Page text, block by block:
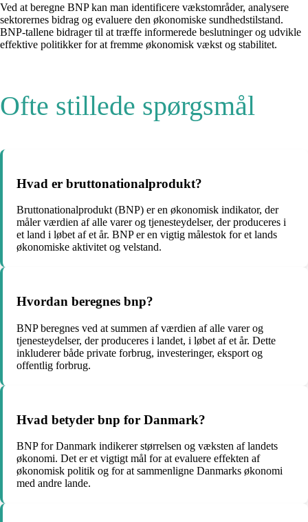
Ved at beregne BNP kan man identificere vækstområder, analysere
sektorernes bidrag og evaluere den økonomiske sundhedstilstand.
BNP-tallene bidrager til at træffe informerede beslutninger og udvikle
effektive politikker for at fremme økonomisk vækst og stabilitet.
Ofte stillede spørgsmål
Hvad er bruttonationalprodukt?
Bruttonationalprodukt (BNP) er en økonomisk indikator, der
måler værdien af alle varer og tjenesteydelser, der produceres i
et land i løbet af et år. BNP er en vigtig målestok for et lands
økonomiske aktivitet og velstand.
Hvordan beregnes bnp?
BNP beregnes ved at summen af værdien af alle varer og
tjenesteydelser, der produceres i landet, i løbet af et år. Dette
inkluderer både private forbrug, investeringer, eksport og
offentlig forbrug.
Hvad betyder bnp for Danmark?
BNP for Danmark indikerer størrelsen og væksten af landets
økonomi. Det er et vigtigt mål for at evaluere effekten af
økonomisk politik og for at sammenligne Danmarks økonomi
med andre lande.